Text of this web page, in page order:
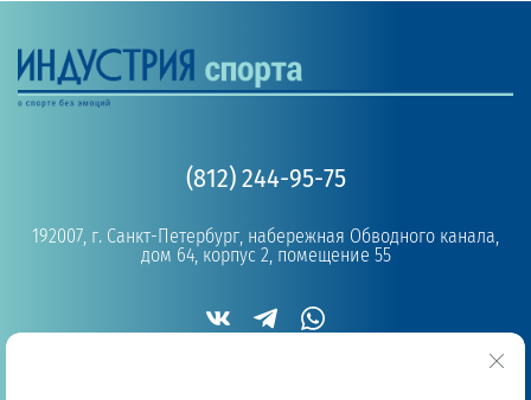
(812) 244-95-75
192007, г. Санкт-Петербург, набережная Обводного канала,
дом 64, корпус 2, помещение 55